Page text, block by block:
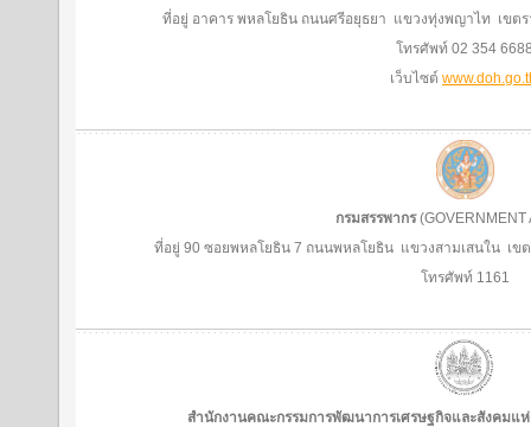
ที่อยู่ อาคาร พหลโยธิน ถนนศรีอยุธยา แขวงทุ่งพญาไท เขต
โทรศัพท์ 02 354
เว็บไซต์
กรมสรรพากร(GOVERNMENT
ที่อยู่ 90 ซอยพหลโยธิน 7 ถนนพหลโยธิน แขวงสามเสนใน เ
โทรศัพท์ 1161
สำนักงานคณะกรรมการพัฒนาการเศรษฐกิจและสังคมแ